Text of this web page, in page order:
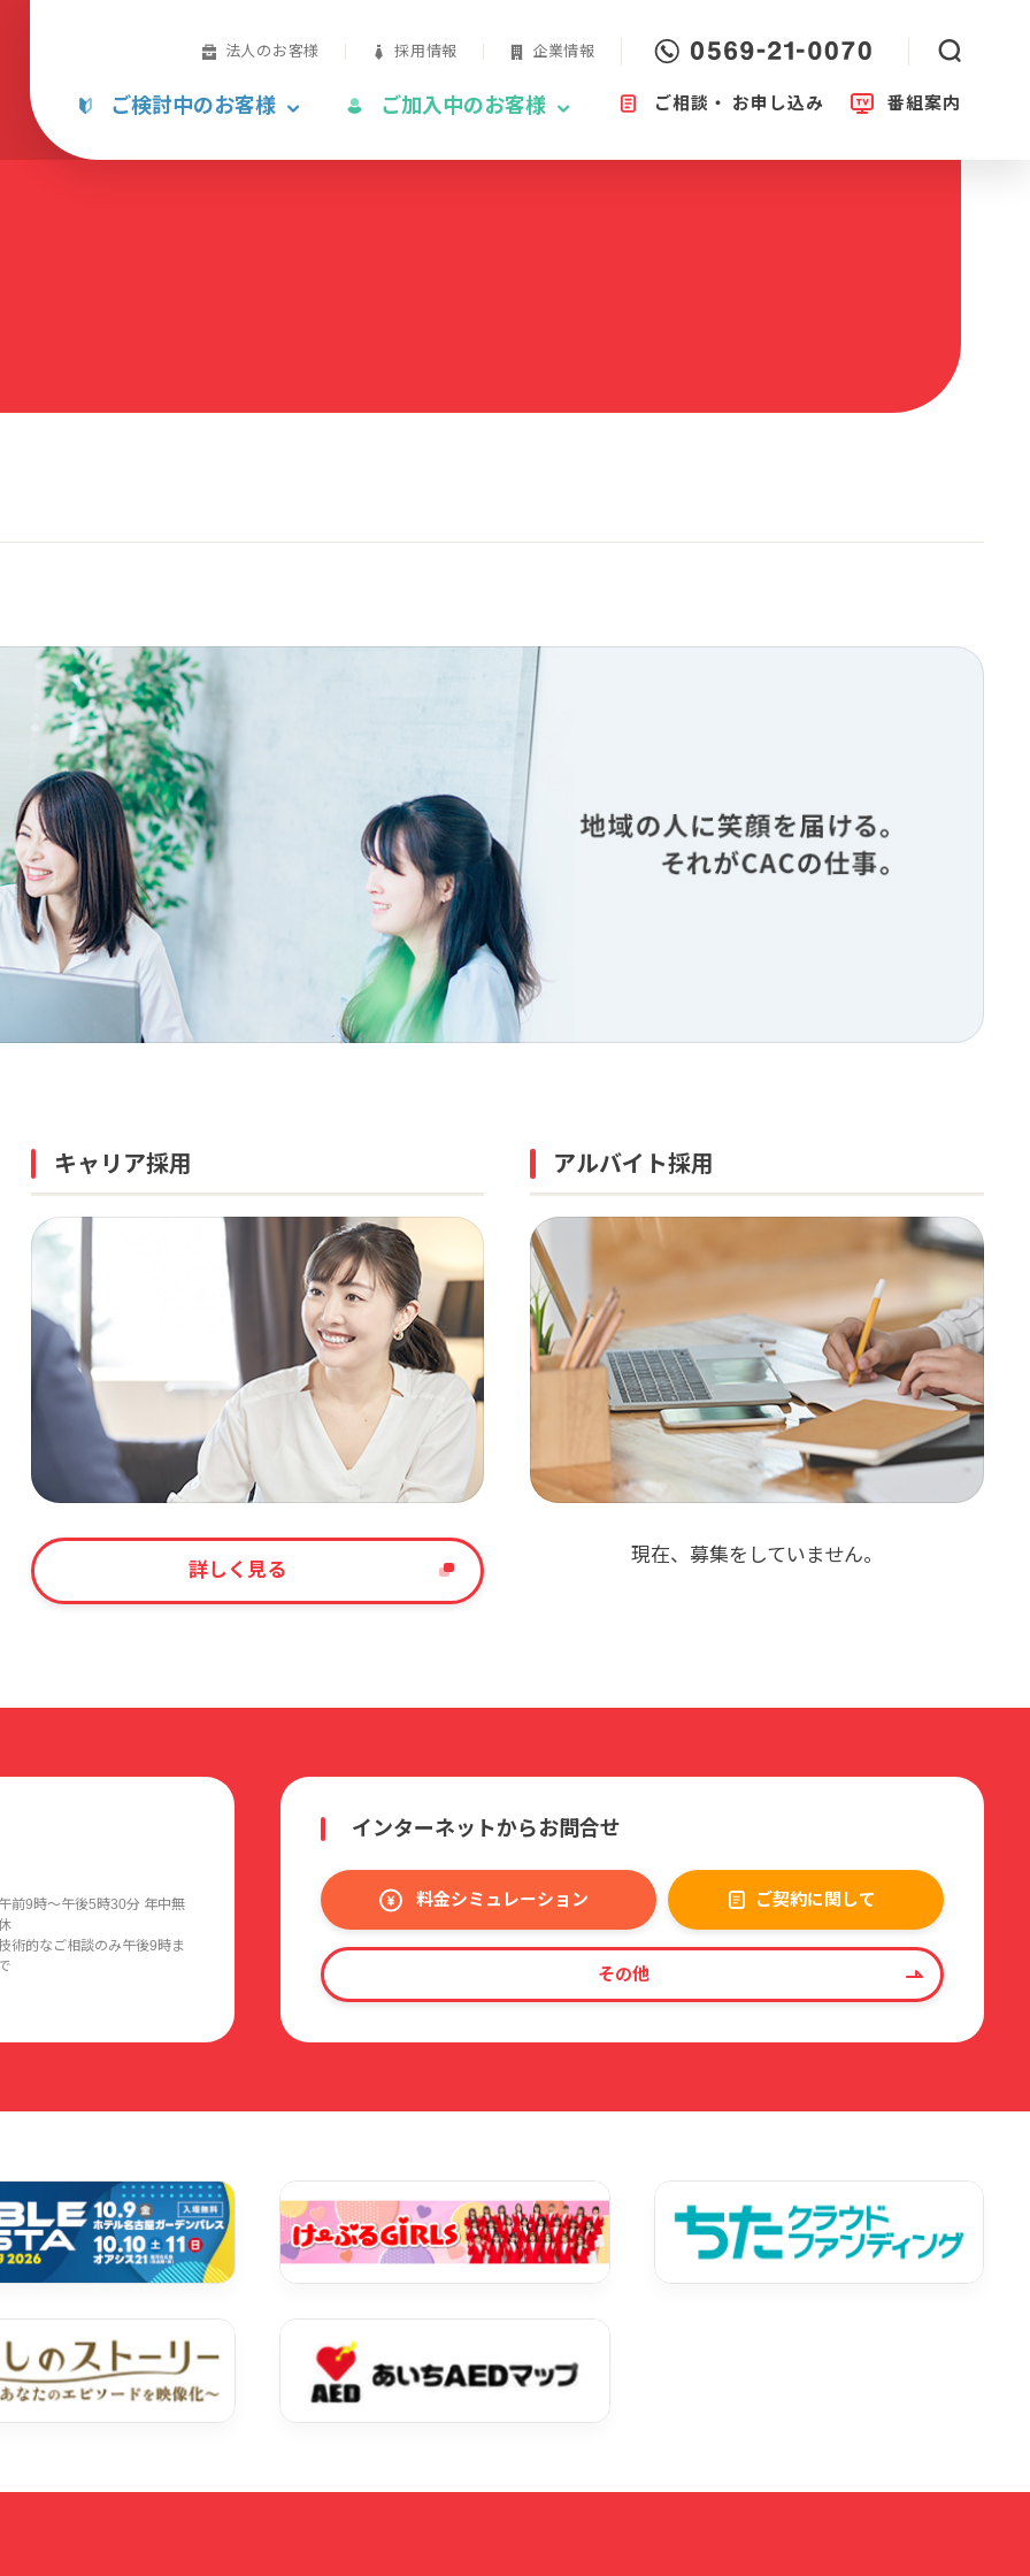
法人のお客様 採用情報 企業情報
ご検討中のお客様 ご加入中のお客様 ご相談・ お申し込み 番組案内
キャリア採用
詳しく見る
アルバイト採用
現在、募集をしていません。
前9時〜午後5時30分 年中無
術的なご相談のみ午後9時ま
インターネットからお問合せ
料金シミュレーション ご契約に関して
その他